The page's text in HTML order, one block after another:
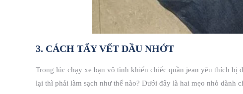
3. CÁCH TẨY VẾT DẦU NHỚT
Trong lúc chạy xe bạn vô tình khiến chiếc quần jean yêu thích bị
lại thì phải làm sạch như thế nào? Dưới đây là hai mẹo nhỏ dành